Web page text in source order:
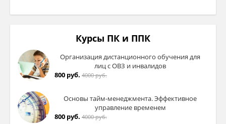
Курсы ПК и ППК
Организация дистанционного обучения для
лиц с ОВЗ и инвалидов
800 руб. 4000 руб.
Основы тайм-менеджмента. Эффективное
управление временем
800 руб. 4000 руб.